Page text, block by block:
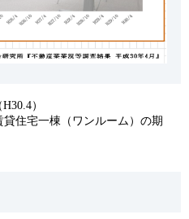
）
住宅一棟（ワンルーム）の期